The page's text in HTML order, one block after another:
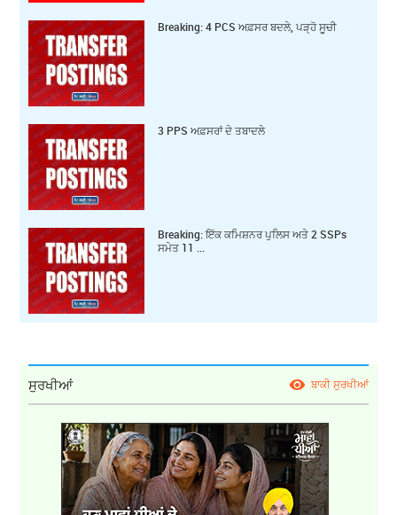
Breaking: 4 PCS ਅਫ਼ਸਰ ਬਦਲੇ, ਪੜ੍ਹੋ ਸੂਚੀ
3 PPS ਅਫ਼ਸਰਾਂ ਦੇ ਤਬਾਦਲੇ
Breaking: ਇੱਕ ਕ‍ਮਿਸ਼ਨਰ ਪੁਲਿਸ ਅਤੇ 2 SSPs
ਸਮੇਤ 11 ...
ਸੁਰਖੀਆਂ ਬਾਕੀ ਸੁਰਖੀਆਂ